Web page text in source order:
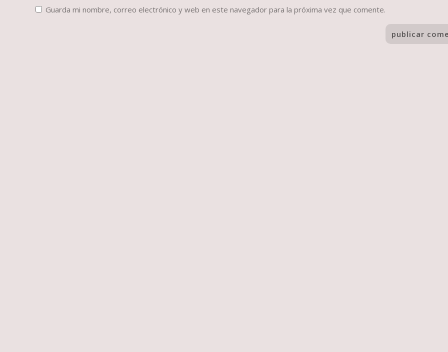
Guarda mi nombre, correo electrónico y web en este navegador para la próxima vez que comente.